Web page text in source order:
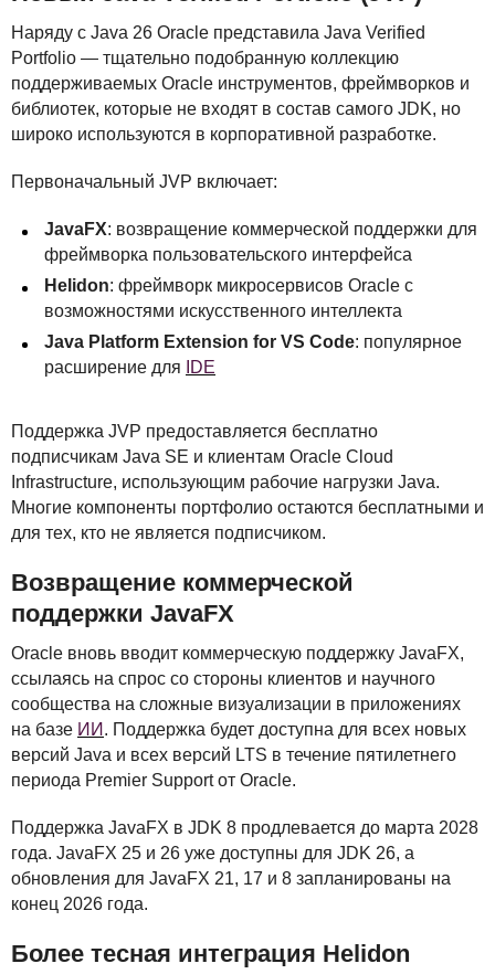
Наряду с Java 26 Oracle представила Java Verified
Portfolio — тщательно подобранную коллекцию
поддерживаемых Oracle инструментов, фреймворков и
библиотек, которые не входят в состав самого JDK, но
широко используются в корпоративной разработке.
Первоначальный JVP включает:
JavaFX: возвращение коммерческой поддержки для
фреймворка пользовательского интерфейса
Helidon: фреймворк микросервисов Oracle с
возможностями искусственного интеллекта
Java Platform Extension for VS Code: популярное
расширение для
IDE
Поддержка JVP предоставляется бесплатно
подписчикам Java SE и клиентам Oracle Cloud
Infrastructure, использующим рабочие нагрузки Java.
Многие компоненты портфолио остаются бесплатными и
для тех, кто не является подписчиком.
Возвращение коммерческой
поддержки JavaFX
Oracle вновь вводит коммерческую поддержку JavaFX,
ссылаясь на спрос со стороны клиентов и научного
сообщества на сложные визуализации в приложениях
на базе ИИ . Поддержка будет доступна для всех новых
версий Java и всех версий LTS в течение пятилетнего
периода Premier Support от Oracle.
Поддержка JavaFX в JDK 8 продлевается до марта 2028
года. JavaFX 25 и 26 уже доступны для JDK 26, а
обновления для JavaFX 21, 17 и 8 запланированы на
конец 2026 года.
Более тесная интеграция Helidon